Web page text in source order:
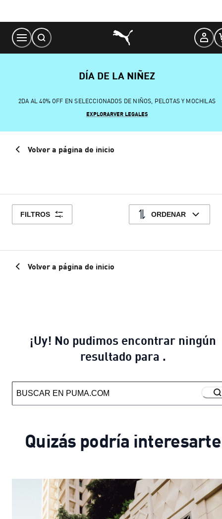
Content
DÍA DE LA NIÑEZ
2DA AL 40% OFF EN SELECCIONADOS DE NIÑOS, PELOTAS Y MOCHILAS
EXPLORARVER LEGALES
Volver a página de inicio
FILTROS ORDENAR
Volver a página de inicio
¡Uy! No pudimos encontrar ningún
resultado para .
Quizás podría interesarte